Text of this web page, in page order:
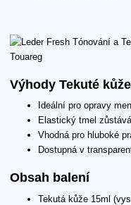
Výhody Tekuté kůže
Ideální pro opravy
Elastický tmel
Vhodná pro hluboké
Dostupná v
Obsah balení
Tekutá kůže 15ml